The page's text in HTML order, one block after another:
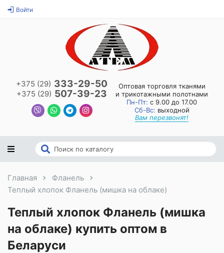
Войти
+375 (29) 333-29-50
+375 (29) 507-39-23
Оптовая торговля тканями
и трикотажными полотнами
Пн-Пт: с 9.00 до 17.00
Сб-Вс: выходной
Вам перезвонят!
Главная
Фланель
Теплый хлопок Фланель (мишка на облаке)
Теплый хлопок Фланель (мишка
на облаке) купить оптом в
Беларуси